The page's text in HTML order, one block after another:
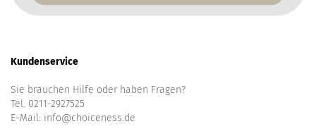
Kundenservice
Sie brauchen Hilfe oder haben Fragen?
Tel. 0211-2927525
E-Mail: info@choiceness.de